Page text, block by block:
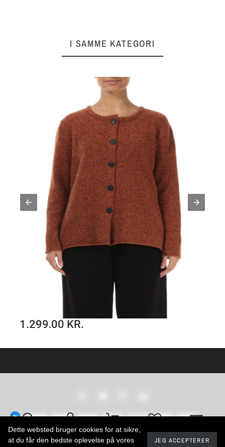
I SAMME KATEGORI
1.259,00 KR.
2024 - Developed by promokit.eu
Dette websted bruger cookies for at sikre,
at du får den bedste oplevelse på vores
JEG ACCEPTERER